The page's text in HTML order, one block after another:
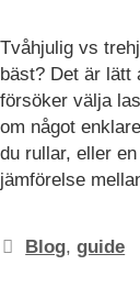
Tvåhjulig vs
bäst? Det är lätt
försöker välja
om något
du rullar, eller
jämförelse
Kategorier
Blog,guide
anpassade
annonser
på de sidor de
besökte
och analysera
effektiviteten i